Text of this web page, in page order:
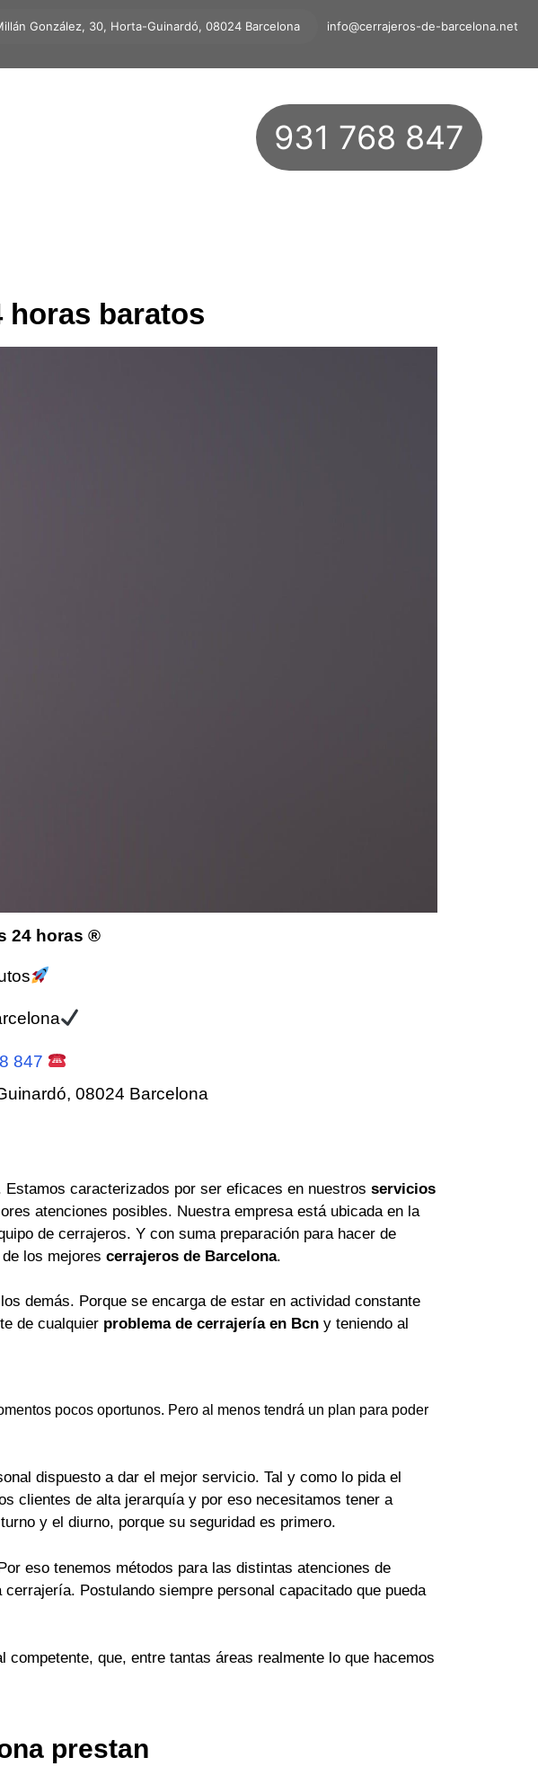
González, 30, Horta-Guinardó, 08024 Barcelona info@cerrajeros-de-barcelona.net
931 768 847
horas baratos
24 horas ®
847
08024 Barcelona
caracterizados por ser eficaces en nuestros servicios
atenciones posibles. Nuestra empresa está ubicada en la
de cerrajeros. Y con suma preparación para hacer de
los mejores cerrajeros de Barcelona.
demás. Porque se encarga de estar en actividad constante
de cualquier problema de cerrajería en Bcn y teniendo al
pocos oportunos. Pero al menos tendrá un plan para poder
dispuesto a dar el mejor servicio. Tal y como lo pida el
clientes de alta jerarquía y por eso necesitamos tener a
y el diurno, porque su seguridad es primero.
eso tenemos métodos para las distintas atenciones de
Postulando siempre personal capacitado que pueda
que, entre tantas áreas realmente lo que hacemos
prestan